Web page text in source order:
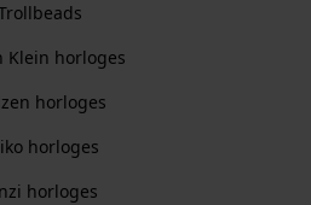
Klein horloges
horloges
horloges
horloges